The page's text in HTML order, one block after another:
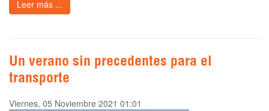
Leer más ...
Un verano sin precedentes para el
transporte
Viernes, 05 Noviembre 2021 01:01